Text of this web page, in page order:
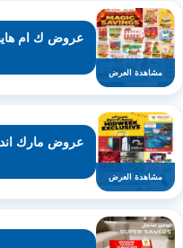
مشاهدة العرض
مشاهدة العرض